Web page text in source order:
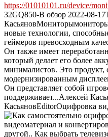
https://01010101.ru/device/
32GQ850-B обзор 2022-08-
КасьяновМониторы
новые технологии,
геймеров превосходным
Он также имеет
который делает его более
минималистов. Это
модернизированным
Он представляет собой
поддерживает...Алексей
КасьяновEditorОцифровка